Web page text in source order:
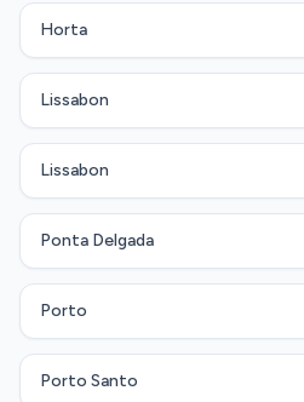
Horta
Lissabon
Lissabon
Ponta Delgada
Porto
Porto Santo